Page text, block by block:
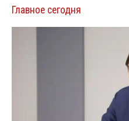
Главное сегодня